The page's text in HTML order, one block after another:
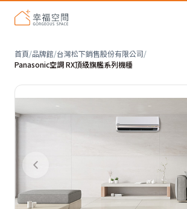
首頁/品牌館/台灣松下銷售股份有限公司/
Panasonic空調 RX頂級旗艦系列機種